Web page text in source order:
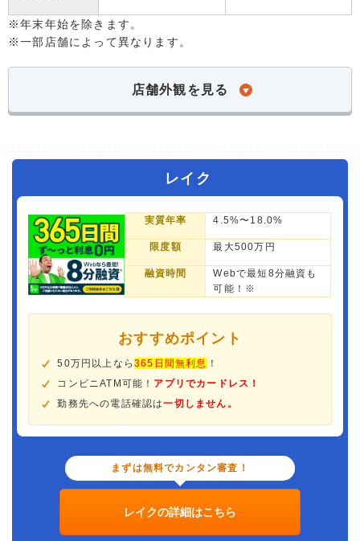
※年末年始を除きます。
※一部店舗によって異なります。
店舗外観を見る
レイク
実質年率 4.5%〜18.0%
限度額 最大500万円
融資時間
Webで最短8分融資も
可能！※
おすすめポイント
50万円以上なら365日間無利息 ！
コンビニATM可能！ アプリでカードレス！
勤務先への電話確認は一切しません。
まずは無料でカンタン審査！
レイクの詳細はこちら